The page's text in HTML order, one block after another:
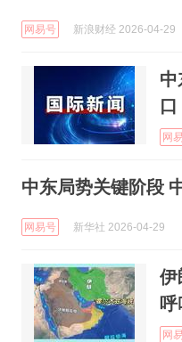
网易号 新浪财经 2026-04-29
中
口
网
中东局势关键阶段
网易号 新华社 2026-04-29
伊
网